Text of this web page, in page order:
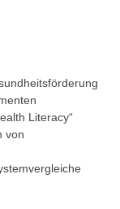
Literacy“
von